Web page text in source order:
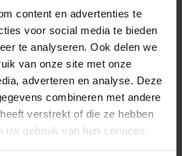
content en advertenties te
voor social media te bieden
te analyseren. Ook delen we
van onze site met onze
adverteren en analyse. Deze
combineren met andere
verstrekt of die ze hebben
uw gebruik van hun services.
medische deskundigen
een afspraak maken.